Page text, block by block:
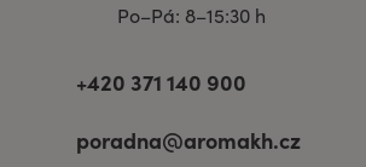
Po–Pá: 8–15:30 h
+420 371 140 900
poradna@aromakh.cz